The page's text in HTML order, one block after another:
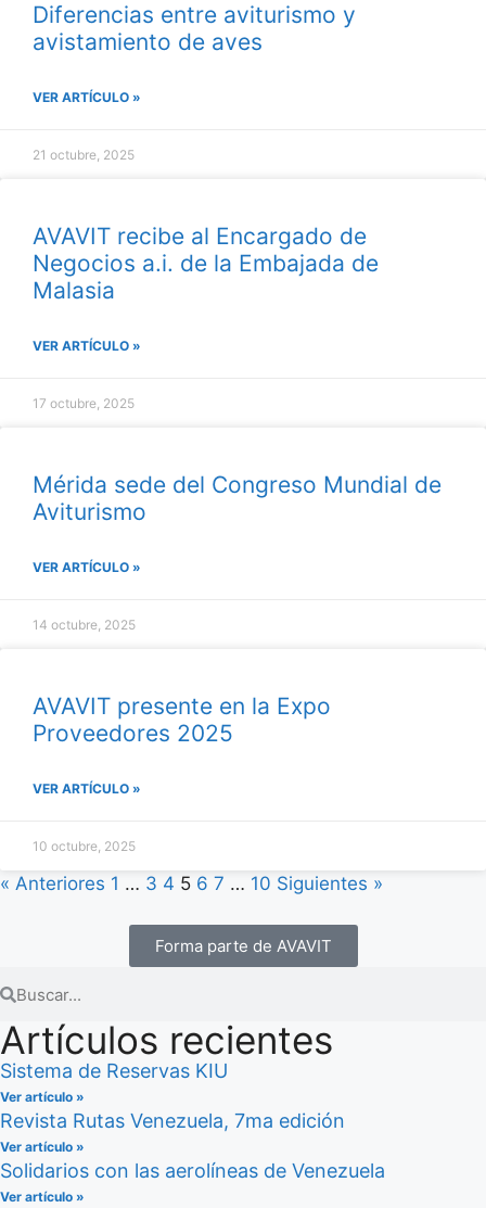
Diferencias entre aviturismo y
avistamiento de aves
VER ARTÍCULO »
21 octubre, 2025
AVAVIT recibe al Encargado de
Negocios a.i. de la Embajada de
Malasia
VER ARTÍCULO »
17 octubre, 2025
Mérida sede del Congreso Mundial de
Aviturismo
VER ARTÍCULO »
14 octubre, 2025
AVAVIT presente en la Expo
Proveedores 2025
VER ARTÍCULO »
10 octubre, 2025
« Anteriores 1 … 3 4 5 6 7 … 10 Siguientes »
Forma parte de AVAVIT
Artículos recientes
Sistema de Reservas KIU
Ver artículo »
Revista Rutas Venezuela, 7ma edición
Ver artículo »
Solidarios con las aerolíneas de Venezuela
Ver artículo »